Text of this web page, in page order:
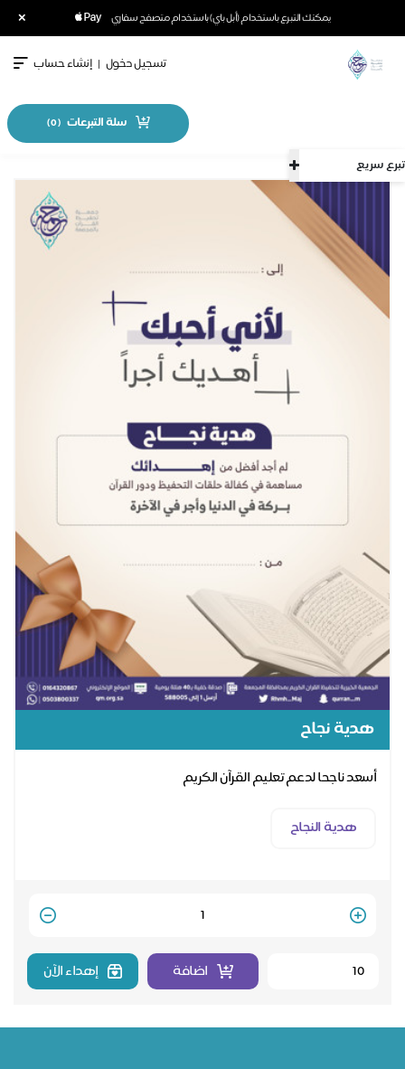
يمكنك التبرع باستخدام (أبل باي) باستخدام متصفح سفاري ×
تبرع سريع
تسجيل دخول | إنشاء حساب
سلة التبرعات (
0
)
هدية نجاح
أسعد ناجحا لدعم تعليم القرآن الكريم
هدية النجاح
Quantity
اضافة إهداء الآن